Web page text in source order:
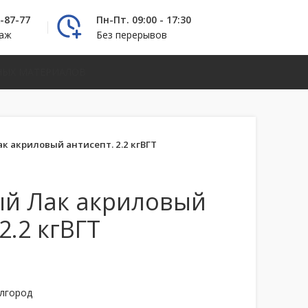
87-77
Пн-Пт. 09:00 - 17:30
Без перерывов
акриловый антисепт. 2.2 кгВГТ
Лак акриловый
кгВГТ